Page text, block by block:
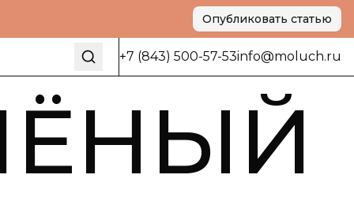
Опубликовать статью
+7 (843) 500-57-53info@moluch.ru